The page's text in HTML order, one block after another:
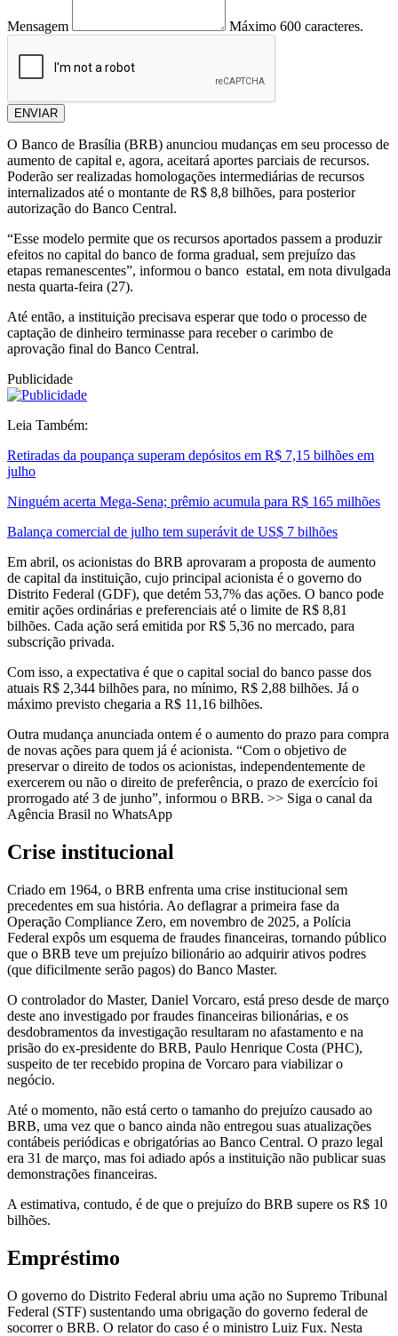
Mensagem Máximo 600 caracteres.
ENVIAR
O Banco de Brasília (BRB) anunciou mudanças em seu processo de
aumento de capital e, agora, aceitará aportes parciais de recursos.
Poderão ser realizadas homologações intermediárias de recursos
internalizados até o montante de R$ 8,8 bilhões, para posterior
autorização do Banco Central.
“Esse modelo permite que os recursos aportados passem a produzir
efeitos no capital do banco de forma gradual, sem prejuízo das
etapas remanescentes”, informou o banco estatal, em nota divulgada
nesta quarta-feira (27).
Até então, a instituição precisava esperar que todo o processo de
captação de dinheiro terminasse para receber o carimbo de
aprovação final do Banco Central.
Publicidade
Leia Também:
Retiradas da poupança superam depósitos em R$ 7,15 bilhões em
julho
Ninguém acerta Mega-Sena; prêmio acumula para R$ 165 milhões
Balança comercial de julho tem superávit de US$ 7 bilhões
Em abril, os acionistas do BRB aprovaram a proposta de aumento
de capital da instituição, cujo principal acionista é o governo do
Distrito Federal (GDF), que detém 53,7% das ações. O banco pode
emitir ações ordinárias e preferenciais até o limite de R$ 8,81
bilhões. Cada ação será emitida por R$ 5,36 no mercado, para
subscrição privada.
Com isso, a expectativa é que o capital social do banco passe dos
atuais R$ 2,344 bilhões para, no mínimo, R$ 2,88 bilhões. Já o
máximo previsto chegaria a R$ 11,16 bilhões.
Outra mudança anunciada ontem é o aumento do prazo para compra
de novas ações para quem já é acionista. “Com o objetivo de
preservar o direito de todos os acionistas, independentemente de
exercerem ou não o direito de preferência, o prazo de exercício foi
prorrogado até 3 de junho”, informou o BRB. >> Siga o canal da
Agência Brasil no WhatsApp
Crise institucional
Criado em 1964, o BRB enfrenta uma crise institucional sem
precedentes em sua história. Ao deflagrar a primeira fase da
Operação Compliance Zero, em novembro de 2025, a Polícia
Federal expôs um esquema de fraudes financeiras, tornando público
que o BRB teve um prejuízo bilionário ao adquirir ativos podres
(que dificilmente serão pagos) do Banco Master.
O controlador do Master, Daniel Vorcaro, está preso desde de março
deste ano investigado por fraudes financeiras bilionárias, e os
desdobramentos da investigação resultaram no afastamento e na
prisão do ex-presidente do BRB, Paulo Henrique Costa (PHC),
suspeito de ter recebido propina de Vorcaro para viabilizar o
negócio.
Até o momento, não está certo o tamanho do prejuízo causado ao
BRB, uma vez que o banco ainda não entregou suas atualizações
contábeis periódicas e obrigatórias ao Banco Central. O prazo legal
era 31 de março, mas foi adiado após a instituição não publicar suas
demonstrações financeiras.
A estimativa, contudo, é de que o prejuízo do BRB supere os R$ 10
bilhões.
Empréstimo
O governo do Distrito Federal abriu uma ação no Supremo Tribunal
Federal (STF) sustentando uma obrigação do governo federal de
socorrer o BRB. O relator do caso é o ministro Luiz Fux. Nesta